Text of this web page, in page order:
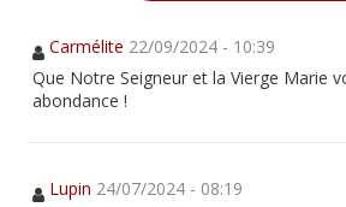
Carmélite 22/09/2024 - 10:39
Que Notre Seigneur et la Vierge Marie
abondance !
Lupin 24/07/2024 - 08:19